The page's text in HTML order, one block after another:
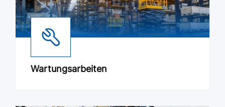
Wartungsarbeiten